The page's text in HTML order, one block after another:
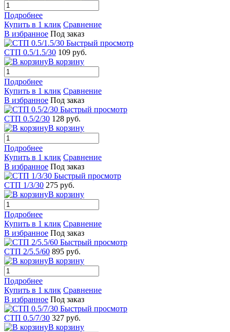
Подробнее
Купить в 1 клик Сравнение
В избранное Под заказ
Быстрый просмотр
СТП 0.5/1.5/30 109 руб.
В корзину
Подробнее
Купить в 1 клик Сравнение
В избранное Под заказ
Быстрый просмотр
СТП 0.5/2/30 128 руб.
В корзину
Подробнее
Купить в 1 клик Сравнение
В избранное Под заказ
Быстрый просмотр
СТП 1/3/30 275 руб.
В корзину
Подробнее
Купить в 1 клик Сравнение
В избранное Под заказ
Быстрый просмотр
СТП 2/5.5/60 895 руб.
В корзину
Подробнее
Купить в 1 клик Сравнение
В избранное Под заказ
Быстрый просмотр
СТП 0.5/7/30 327 руб.
В корзину